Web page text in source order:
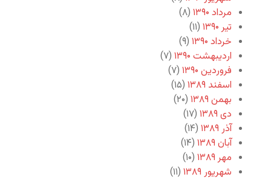
مرداد ۱۳۹۰
(۸)
تیر ۱۳۹۰
(۱۱)
خرداد ۱۳۹۰
(۹)
اردیبهشت ۱۳۹۰
(۷)
فروردین ۱۳۹۰
(۷)
اسفند ۱۳۸۹
(۱۵)
بهمن ۱۳۸۹
(۲۰)
دی ۱۳۸۹
(۱۷)
آذر ۱۳۸۹
(۱۴)
آبان ۱۳۸۹
(۱۴)
مهر ۱۳۸۹
(۱۰)
شهریور ۱۳۸۹
(۱۱)